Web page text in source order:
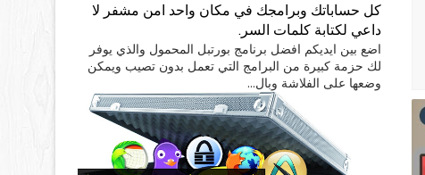
كل حساباتك وبرامجك في مكان واحد امن مشفر لا
داعي لكتابة كلمات السر.
اضع بين ايديكم افضل برنامج بورتبل المحمول والذي يوفر
لك حزمة كبيرة من البرامج التي تعمل بدون تصيب ويمكن
وضعها على الفلاشة وبال...